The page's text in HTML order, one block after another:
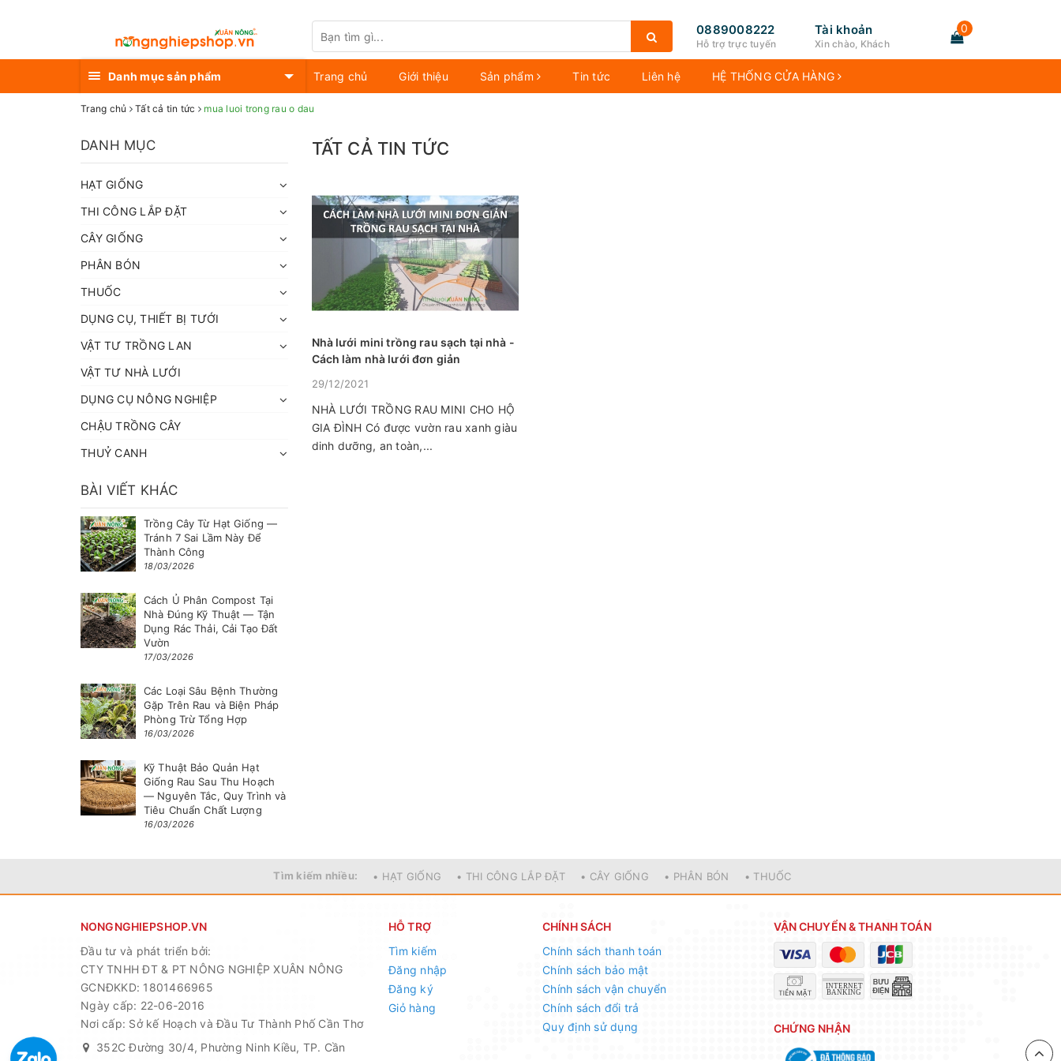
0889008222
Hỗ trợ trực tuyến
Tài khoản
Xin chào, Khách
0
Danh mục sản phẩm Trang chủ Giới thiệu Sản phẩm Tin tức Liên hệ HỆ THỐNG CỬA HÀNG
Trang chủ Tất cả tin tức mua luoi trong rau o dau
TẤT CẢ TIN TỨC
Nhà lưới mini trồng rau sạch tại nhà -
Cách làm nhà lưới đơn giản
29/12/2021
NHÀ LƯỚI TRỒNG RAU MINI CHO HỘ
GIA ĐÌNH Có được vườn rau xanh giàu
dinh dưỡng, an toàn,...
DANH MỤC
HẠT GIỐNG
THI CÔNG LẮP ĐẶT
CÂY GIỐNG
PHÂN BÓN
THUỐC
DỤNG CỤ, THIẾT BỊ TƯỚI
VẬT TƯ TRỒNG LAN
VẬT TƯ NHÀ LƯỚI
DỤNG CỤ NÔNG NGHIỆP
CHẬU TRỒNG CÂY
THUỶ CANH
BÀI VIẾT KHÁC
Trồng Cây Từ Hạt Giống —
Tránh 7 Sai Lầm Này Để
Thành Công
18/03/2026
Cách Ủ Phân Compost Tại
Nhà Đúng Kỹ Thuật — Tận
Dụng Rác Thải, Cải Tạo Đất
Vườn
17/03/2026
Các Loại Sâu Bệnh Thường
Gặp Trên Rau và Biện Pháp
Phòng Trừ Tổng Hợp
16/03/2026
Kỹ Thuật Bảo Quản Hạt
Giống Rau Sau Thu Hoạch
— Nguyên Tắc, Quy Trình và
Tiêu Chuẩn Chất Lượng
16/03/2026
Tìm kiếm nhiều: • HẠT GIỐNG • THI CÔNG LẮP ĐẶT • CÂY GIỐNG • PHÂN BÓN • THUỐC
NONGNGHIEPSHOP.VN
Đầu tư và phát triển bởi:
CTY TNHH ĐT & PT NÔNG NGHIỆP XUÂN NÔNG
GCNĐKKD: 1801466965
Ngày cấp: 22-06-2016
Nơi cấp: Sở kế Hoạch và Đầu Tư Thành Phố Cần Thơ
352C Đường 30/4, Phường Ninh Kiều, TP. Cần
HỖ TRỢ
Tìm kiếm
Đăng nhập
Đăng ký
Giỏ hàng
CHÍNH SÁCH
Chính sách thanh toán
Chính sách bảo mật
Chính sách vận chuyển
Chính sách đổi trả
Quy định sử dụng
VẬN CHUYỂN & THANH TOÁN
CHỨNG NHẬN